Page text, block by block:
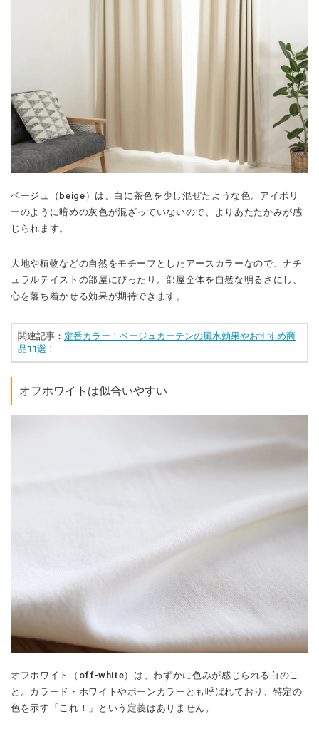
ベージュ（beige）は、白に茶色を少し混ぜたような色。アイボリ
ーのように暗めの灰色が混ざっていないので、よりあたたかみが感
じられます。
大地や植物などの自然をモチーフとしたアースカラーなので、ナチ
ュラルテイストの部屋にぴったり。部屋全体を自然な明るさにし、
心を落ち着かせる効果が期待できます。
関連記事： 定番カラー！ベージュカーテンの風水効果やおすすめ商
品11選！
オフホワイトは似合いやすい
オフホワイト（off-white）は、わずかに色みが感じられる白のこ
と。カラード・ホワイトやボーンカラーとも呼ばれており、特定の
色を示す「これ！」という定義はありません。